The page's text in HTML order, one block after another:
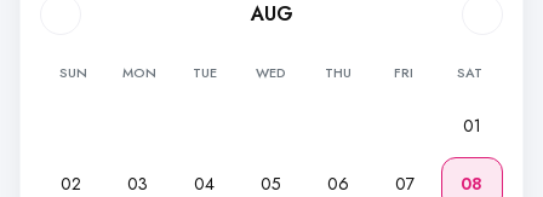
AUG
SUN MON TUE WED THU FRI SAT
01
02 03 04 05 06 07 08